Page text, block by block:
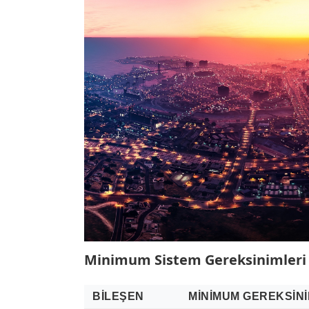
Minimum Sistem Gereksinimleri
BILEŞEN MINIMUM